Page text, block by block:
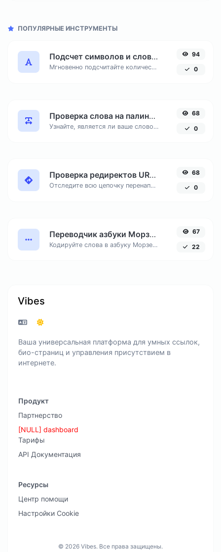
ПОПУЛЯРНЫЕ ИНСТРУМЕНТЫ
Подсчет символов и слов онлайн
Мгновенно подсчитайте количество знаков с пробелами и без, число слов и строк в вашем тексте для SEO и копирайтинга.
94
0
Проверка слова на палиндром онлайн
Узнайте, является ли ваше слово или фраза палиндромом — перевертышем, читающимся одинаково в обе стороны.
68
0
Проверка редиректов URL онлайн
Отследите всю цепочку перенаправлений (301, 302) до конечного URL. Незаменимый инструмент для SEO-аудита.
68
0
Переводчик азбуки Морзе онлайн
Кодируйте слова в азбуку Морзе (точки и тире) и расшифровывайте сигналы обратно в читаемый текст.
67
22
Vibes
Ваша универсальная платформа для умных ссылок,
био-страниц и управления присутствием в
интернете.
Продукт
Партнерство
[NULL] dashboard
Тарифы
API Документация
Ресурсы
Центр помощи
Настройки Cookie
© 2026 Vibes. Все права защищены.